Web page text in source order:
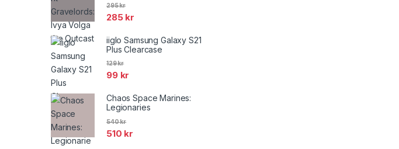
285 kr
295kr
iiglo Samsung Galaxy S21
Plus Clearcase
99 kr
129kr
Chaos Space Marines:
Legionaries
510 kr
540kr